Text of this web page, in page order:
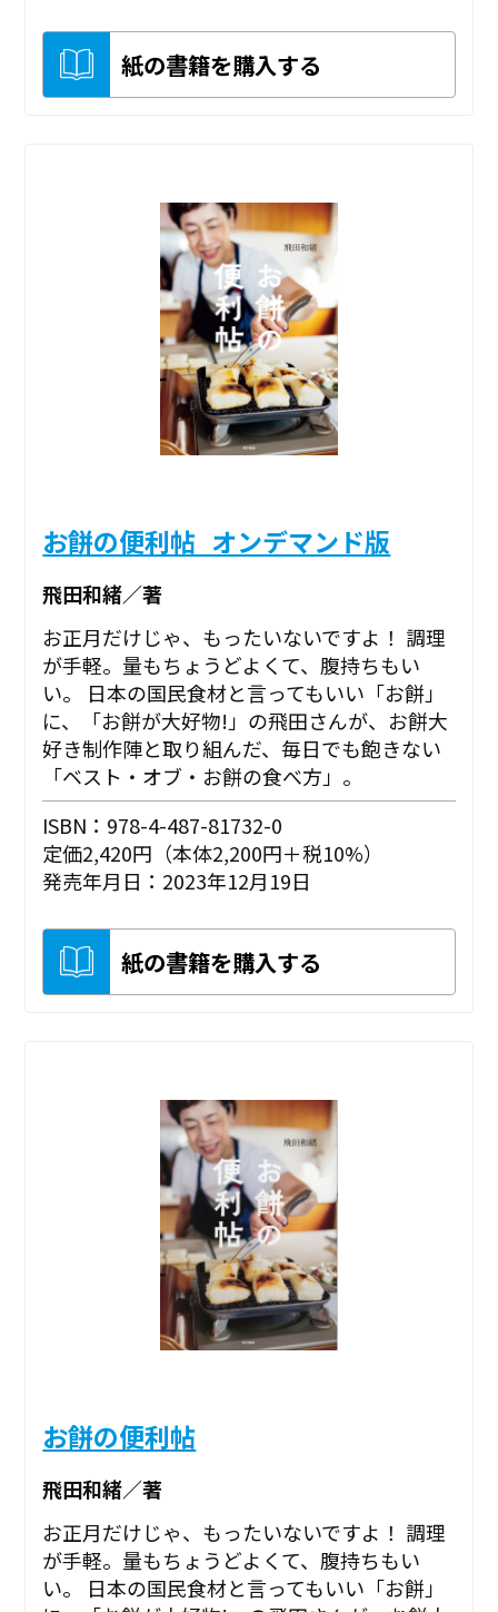
紙の書籍を購入する
お餅の便利帖_オンデマンド版
飛田和緒／著
お正月だけじゃ、もったいないですよ！ 調理
が手軽。量もちょうどよくて、腹持ちもい
い。 日本の国民食材と言ってもいい「お餅」
に、「お餅が大好物!」の飛田さんが、お餅大
好き制作陣と取り組んだ、毎日でも飽きない
「ベスト・オブ・お餅の食べ方」。
ISBN：978-4-487-81732-0
定価2,420円（本体2,200円＋税10%）
発売年月日：2023年12月19日
紙の書籍を購入する
お餅の便利帖
飛田和緒／著
お正月だけじゃ、もったいないですよ！ 調理
が手軽。量もちょうどよくて、腹持ちもい
い。 日本の国民食材と言ってもいい「お餅」